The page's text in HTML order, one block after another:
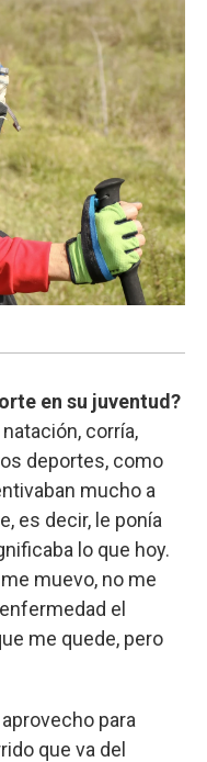
en su juventud?
corría,
deportes, como
mucho a
es decir, le ponía
lo que hoy.
muevo, no me
el
me quede, pero
para
que va del